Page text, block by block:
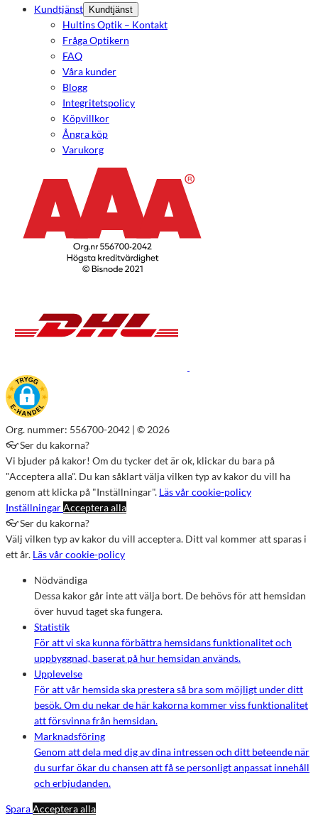
Kundtjänst Kundtjänst
Hultins Optik – Kontakt
Fråga Optikern
FAQ
Våra kunder
Blogg
Integritetspolicy
Köpvillkor
Ångra köp
Varukorg
Org. nummer: 556700-2042 | © 2026
👓 Ser du kakorna?
Vi bjuder på kakor! Om du tycker det är ok, klickar du bara på
"Acceptera alla". Du kan såklart välja vilken typ av kakor du vill ha
genom att klicka på "Inställningar". Läs vår cookie-policy
InställningarAcceptera alla
👓 Ser du kakorna?
Välj vilken typ av kakor du vill acceptera. Ditt val kommer att sparas i
ett år. Läs vår cookie-policy
Nödvändiga
Dessa kakor går inte att välja bort. De behövs för att hemsidan
över huvud taget ska fungera.
Statistik
För att vi ska kunna förbättra hemsidans funktionalitet och
uppbyggnad, baserat på hur hemsidan används.
Upplevelse
För att vår hemsida ska prestera så bra som möjligt under ditt
besök. Om du nekar de här kakorna kommer viss funktionalitet
att försvinna från hemsidan.
Marknadsföring
Genom att dela med dig av dina intressen och ditt beteende när
du surfar ökar du chansen att få se personligt anpassat innehåll
och erbjudanden.
SparaAcceptera alla